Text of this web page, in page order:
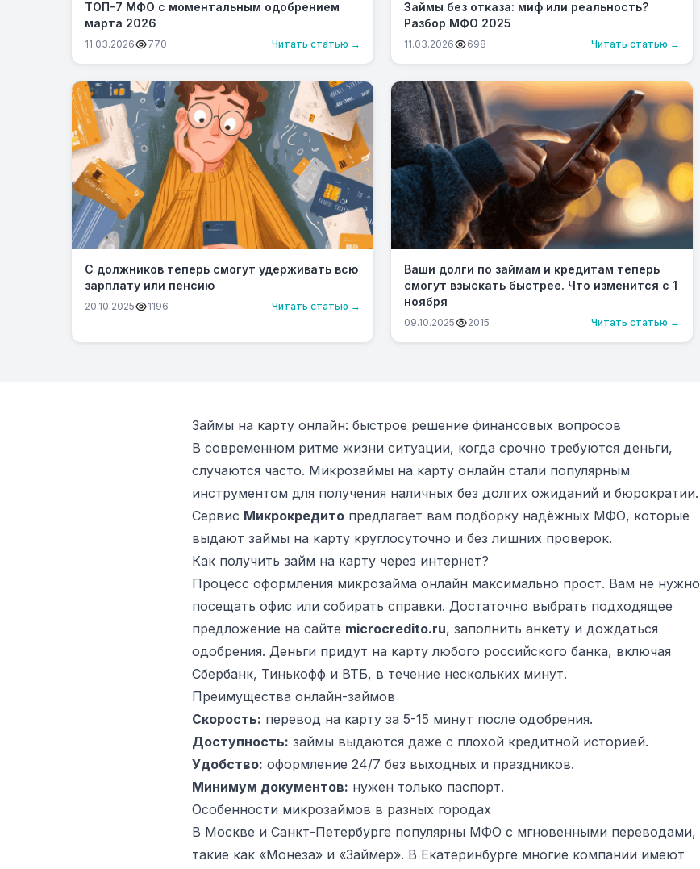
ТОП-7 МФО с моментальным одобрением
марта 2026
11.03.2026 770 Читать статью →
Займы без отказа: миф или реальность?
Разбор МФО 2025
11.03.2026 698 Читать статью →
С должников теперь смогут удерживать всю
зарплату или пенсию
20.10.2025 1196 Читать статью →
Ваши долги по займам и кредитам теперь
смогут взыскать быстрее. Что изменится с 1
ноября
09.10.2025 2015 Читать статью →
Займы на карту онлайн: быстрое решение финансовых вопросов
В современном ритме жизни ситуации, когда срочно требуются деньги,
случаются часто. Микрозаймы на карту онлайн стали популярным
инструментом для получения наличных без долгих ожиданий и бюрократии.
Сервис Микрокредито предлагает вам подборку надёжных МФО, которые
выдают займы на карту круглосуточно и без лишних проверок.
Как получить займ на карту через интернет?
Процесс оформления микрозайма онлайн максимально прост. Вам не нужно
посещать офис или собирать справки. Достаточно выбрать подходящее
предложение на сайте microcredito.ru, заполнить анкету и дождаться
одобрения. Деньги придут на карту любого российского банка, включая
Сбербанк, Тинькофф и ВТБ, в течение нескольких минут.
Преимущества онлайн-займов
Скорость: перевод на карту за 5-15 минут после одобрения.
Доступность: займы выдаются даже с плохой кредитной историей.
Удобство: оформление 24/7 без выходных и праздников.
Минимум документов: нужен только паспорт.
Особенности микрозаймов в разных городах
В Москве и Санкт-Петербурге популярны МФО с мгновенными переводами,
такие как «Монеза» и «Займер». В Екатеринбурге многие компании имеют